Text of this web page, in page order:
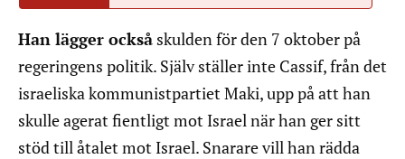
Han lägger också skulden för den 7 oktober på
regeringens politik. Själv ställer inte Cassif, från det
israeliska kommunistpartiet Maki, upp på att han
skulle agerat fientligt mot Israel när han ger sitt
stöd till åtalet mot Israel. Snarare vill han rädda